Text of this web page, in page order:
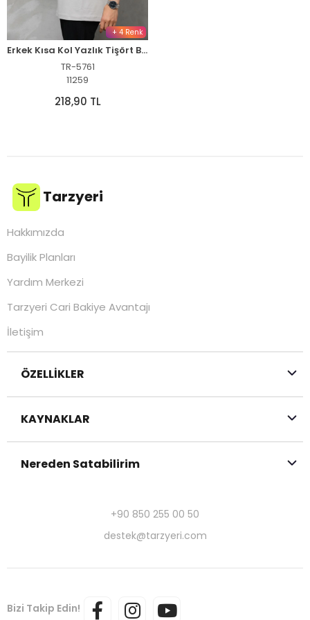
+ 4 Renk
Erkek Kısa Kol Yazlık Tişört Bisiklet Yaka Baskılı Oversize T-Shirt - Gri
TR-5761
11259
218,90 TL
Tarzyeri
Hakkımızda
Bayilik Planları
Yardım Merkezi
Tarzyeri Cari Bakiye Avantajı
İletişim
ÖZELLİKLER
KAYNAKLAR
Nereden Satabilirim
+90 850 255 00 50
destek@tarzyeri.com
Bizi Takip Edin!